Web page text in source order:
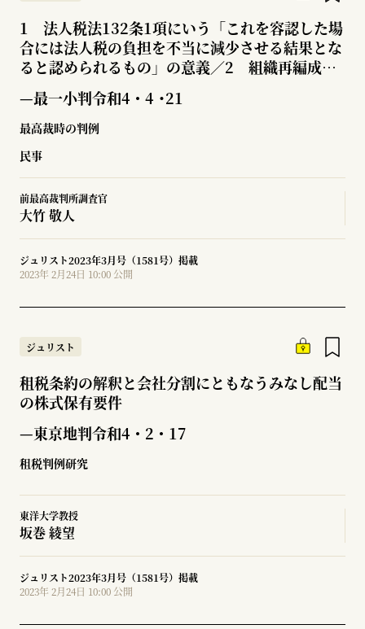
1 法人税法132条1項にいう「これを容認した場
合には法人税の負担を不当に減少させる結果とな
ると認められるもの」の意義／2 組織再編成に
係る一連の取引の一環として行われた金銭の借入
れが法人税法132条1項にいう「これを容認した
場合には法人税の負担を不当に減少させる結果と
事例
—最一小判令和4・4 ･21
最高裁時の判例
民事
前最高裁判所調査官
大竹 敬人
ジュリスト2023年3月号（1581号）掲載
2023年 2月24日 10:00 公開
ジュリスト
租税条約の解釈と会社分割にともなうみなし配当
の株式保有要件
—東京地判令和4・2・17
租税判例研究
東洋大学教授
坂巻 綾望
ジュリスト2023年3月号（1581号）掲載
2023年 2月24日 10:00 公開